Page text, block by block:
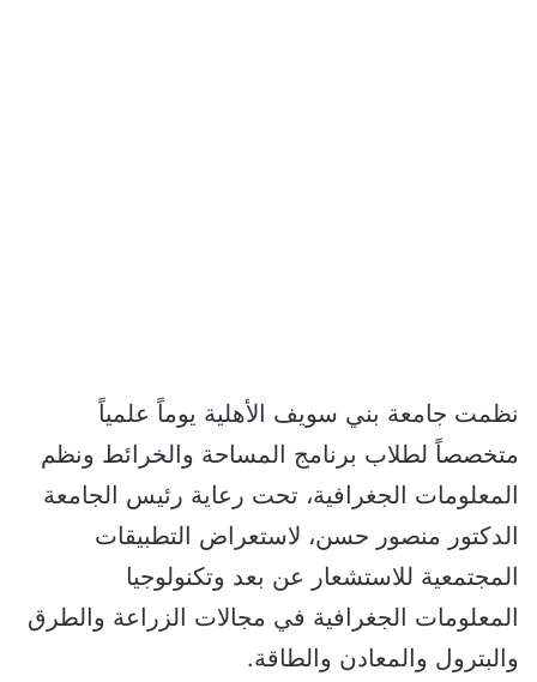
نظمت جامعة بني سويف الأهلية يوماً علمياً
متخصصاً لطلاب برنامج المساحة والخرائط ونظم
المعلومات الجغرافية، تحت رعاية رئيس الجامعة
الدكتور منصور حسن، لاستعراض التطبيقات
المجتمعية للاستشعار عن بعد وتكنولوجيا
المعلومات الجغرافية في مجالات الزراعة والطرق
والبترول والمعادن والطاقة.